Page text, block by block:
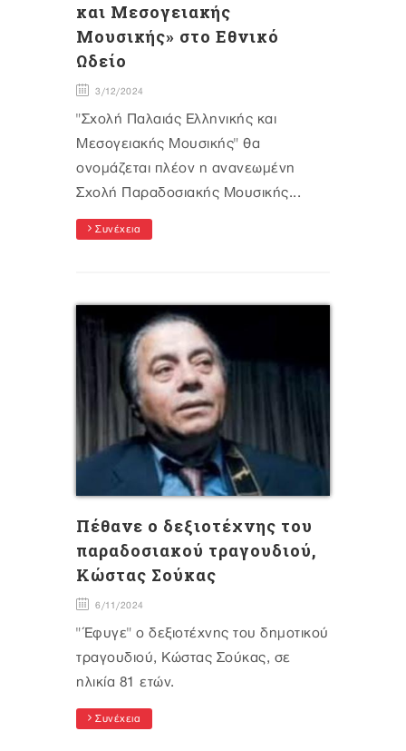
και Μεσογειακής
Μουσικής» στο Εθνικό
Ωδείο
3/12/2024
"Σχολή Παλαιάς Ελληνικής και
Μεσογειακής Μουσικής" θα
ονομάζεται πλέον η ανανεωμένη
Σχολή Παραδοσιακής Μουσικής...
Συνέχεια
Πέθανε ο δεξιοτέχνης του
παραδοσιακού τραγουδιού,
Κώστας Σούκας
6/11/2024
"Έφυγε" ο δεξιοτέχνης του δημοτικού
τραγουδιού, Κώστας Σούκας, σε
ηλικία 81 ετών.
Συνέχεια